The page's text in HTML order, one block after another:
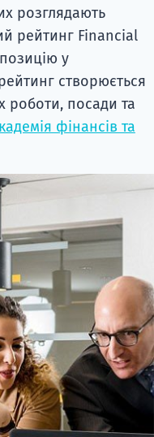
розглядають
рейтинг Financial
у
створюється
роботи, посади та
фінансів та